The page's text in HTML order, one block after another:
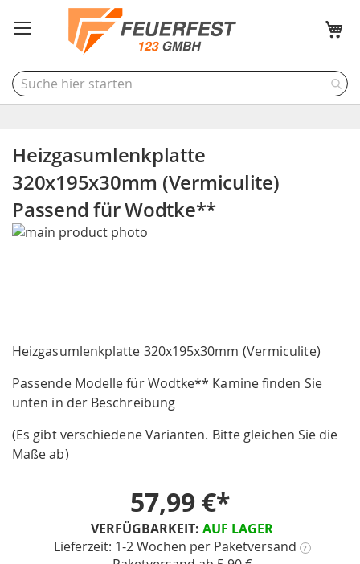
Heizgasumlenkplatte
320x195x30mm (Vermiculite)
Passend für Wodtke**
Heizgasumlenkplatte 320x195x30mm (Vermiculite)
Passende Modelle für Wodtke** Kamine finden Sie
unten in der Beschreibung
(Es gibt verschiedene Varianten. Bitte gleichen Sie die
Maße ab)
VERFÜGBARKEIT: AUF LAGER
Lieferzeit: 1-2 Wochen per Paketversand ?
57,99 €
Skip
gallery
to
beginning
of
images
gallery